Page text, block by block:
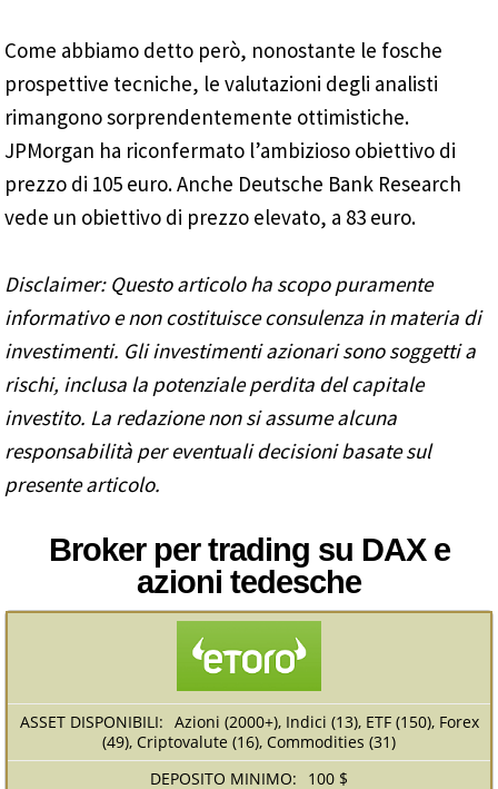
Come abbiamo detto però, nonostante le fosche
prospettive tecniche, le valutazioni degli analisti
rimangono sorprendentemente ottimistiche.
JPMorgan ha riconfermato l’ambizioso obiettivo di
prezzo di 105 euro. Anche Deutsche Bank Research
vede un obiettivo di prezzo elevato, a 83 euro.
Disclaimer: Questo articolo ha scopo puramente
informativo e non costituisce consulenza in materia di
investimenti. Gli investimenti azionari sono soggetti a
rischi, inclusa la potenziale perdita del capitale
investito. La redazione non si assume alcuna
responsabilità per eventuali decisioni basate sul
presente articolo.
Broker per trading su DAX e
azioni tedesche
Azioni (2000+), Indici (13), ETF (150), Forex
(49), Criptovalute (16), Commodities (31)
100 $